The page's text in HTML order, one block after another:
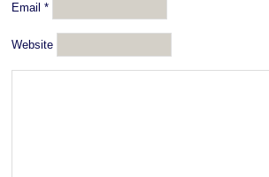
Email *
Website